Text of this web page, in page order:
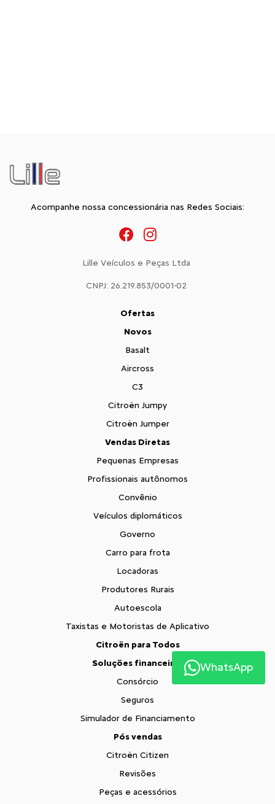
Acompanhe nossa concessionária nas Redes Sociais:
Lille Veículos e Peças Ltda
CNPJ: 26.219.853/0001-02
Ofertas
Novos
Basalt
Aircross
C3
Citroën Jumpy
Citroën Jumper
Vendas Diretas
Pequenas Empresas
Profissionais autônomos
Convênio
Veículos diplomáticos
Governo
Carro para frota
Locadoras
Produtores Rurais
Autoescola
Taxistas e Motoristas de Aplicativo
Citroën para Todos
Soluções financeiras
Consórcio
Seguros
Simulador de Financiamento
Pós vendas
Citroën Citizen
Revisões
Peças e acessórios
WhatsApp